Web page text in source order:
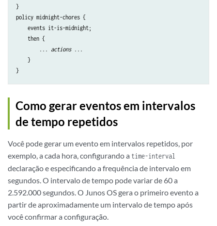
}
policy midnight-chores {
    events it-is-midnight;
    then {
        ...
actions ...
    }
Como gerar eventos em intervalos
de tempo repetidos
Você pode gerar um evento em intervalos repetidos, por
exemplo, a cada hora, configurando a time-interval
declaração e especificando a frequência de intervalo em
segundos. O intervalo de tempo pode variar de 60 a
2.592.000 segundos. O Junos OS gera o primeiro evento a
partir de aproximadamente um intervalo de tempo após
você confirmar a configuração.